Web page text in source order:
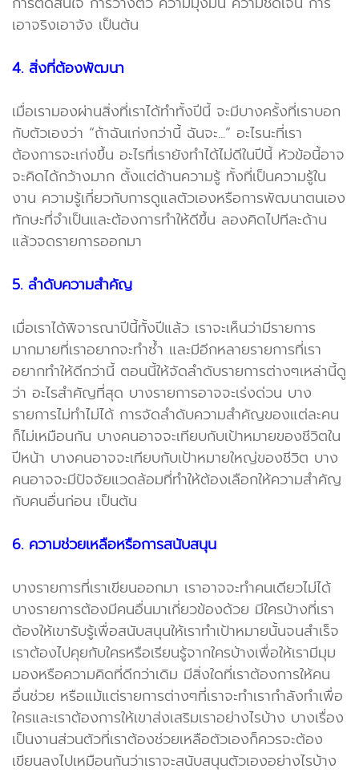
เอาจริงเอาจัง เป็นต้น
4. สิ่งที่ต้องพัฒนา
เมื่อเรามองผ่านสิ่งที่เราได้ทำทั้งปีนี้ จะมีบางครั้งที่เราบอก
กับตัวเองว่า “ถ้าฉันเก่งกว่านี้ ฉันจะ...” อะไรนะที่เรา
ต้องการจะเก่งขึ้น อะไรที่เรายังทำได้ไม่ดีในปีนี้ หัวข้อนี้อาจ
จะคิดได้กว้างมาก ตั้งแต่ด้านความรู้ ทั้งที่เป็นความรู้ใน
งาน ความรู้เกี่ยวกับการดูแลตัวเองหรือการพัฒนาตนเอง
ทักษะที่จำเป็นและต้องการทำให้ดีขึ้น ลองคิดไปทีละด้าน
แล้วจดรายการออกมา
5. ลำดับความสำคัญ
เมื่อเราได้พิจารณาปีนี้ทั้งปีแล้ว เราจะเห็นว่ามีรายการ
มากมายที่เราอยากจะทำซ้ำ และมีอีกหลายรายการที่เรา
อยากทำให้ดีกว่านี้ ตอนนี้ให้จัดลำดับรายการต่างๆเหล่านี้ดู
ว่า อะไรสำคัญที่สุด บางรายการอาจจะเร่งด่วน บาง
รายการไม่ทำไม่ได้ การจัดลำดับความสำคัญของแต่ละคน
ก็ไม่เหมือนกัน บางคนอาจจะเทียบกับเป้าหมายของชีวิตใน
ปีหน้า บางคนอาจจะเทียบกับเป้าหมายใหญ่ของชีวิต บาง
คนอาจจะมีปัจจัยแวดล้อมที่ทำให้ต้องเลือกให้ความสำคัญ
กับคนอื่นก่อน เป็นต้น
6. ความช่วยเหลือหรือการสนับสนุน
บางรายการที่เราเขียนออกมา เราอาจจะทำคนเดียวไม่ได้
บางรายการต้องมีคนอื่นมาเกี่ยวข้องด้วย มีใครบ้างที่เรา
ต้องให้เขารับรู้เพื่อสนับสนุนให้เราทำเป้าหมายนั้นจนสำเร็จ
เราต้องไปคุยกับใครหรือเรียนรู้จากใครบ้างเพื่อให้เรามีมุม
มองหรือความคิดที่ดีกว่าเดิม มีสิ่งใดที่เราต้องการให้คน
อื่นช่วย หรือแม้แต่รายการต่างๆที่เราจะทำเรากำลังทำเพื่อ
ใครและเราต้องการให้เขาส่งเสริมเราอย่างไรบ้าง บางเรื่อง
เป็นงานส่วนตัวที่เราต้องช่วยเหลือตัวเองก็ควรจะต้อง
เขียนลงไปเหมือนกันว่าเราจะสนับสนุนตัวเองอย่างไรบ้าง